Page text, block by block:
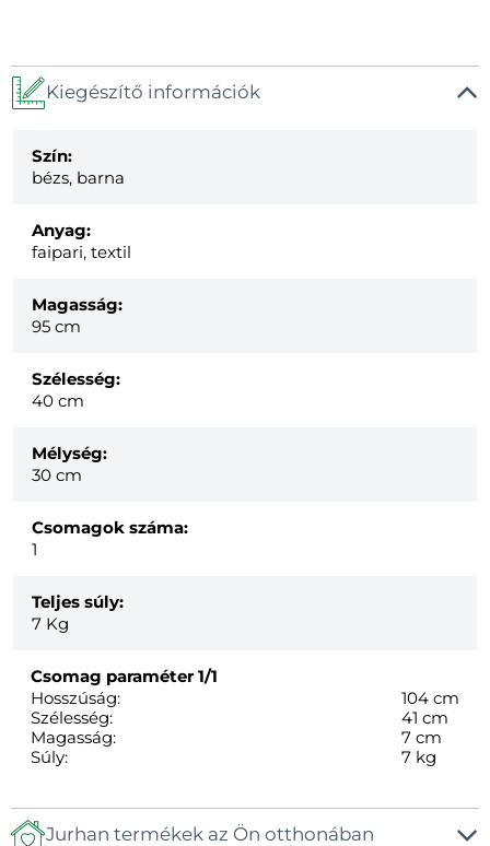
Kiegészítő információk
Szín:
bézs, barna
Anyag:
faipari, textil
Magasság:
95 cm
Szélesség:
40 cm
Mélység:
30 cm
Csomagok száma:
1
Teljes súly:
7 Kg
Csomag paraméter1/1
Hosszúság:
104 cm
Szélesség:
41 cm
Magasság:
7 cm
Súly:
7 kg
Jurhan termékek az Ön otthonában